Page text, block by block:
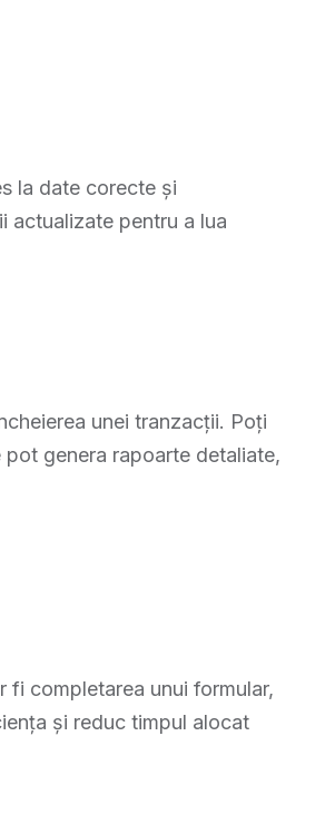
la date corecte și
actualizate pentru a lua
unei tranzacții. Poți
genera rapoarte detaliate,
fi completarea unui formular,
și reduc timpul alocat